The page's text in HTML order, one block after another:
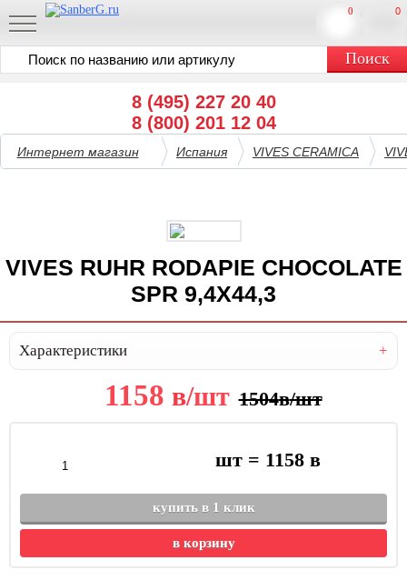
8 (495) 227 20 40
8 (800) 201 12 04
0
0
Интернет магазин Испания VIVES CERAMICA
VIVES RUHR RODAPIE CHOCOLATE
SPR 9,4X44,3
Характеристики
1158 в/шт 1504в/шт
шт = 1158в
купить в 1 клик
в корзину